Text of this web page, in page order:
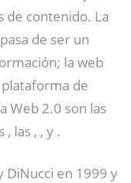
de contenido. La
pasa de ser un
la web
de
Web 2.0 son las
, las , , y .
DiNucci en 1999 y